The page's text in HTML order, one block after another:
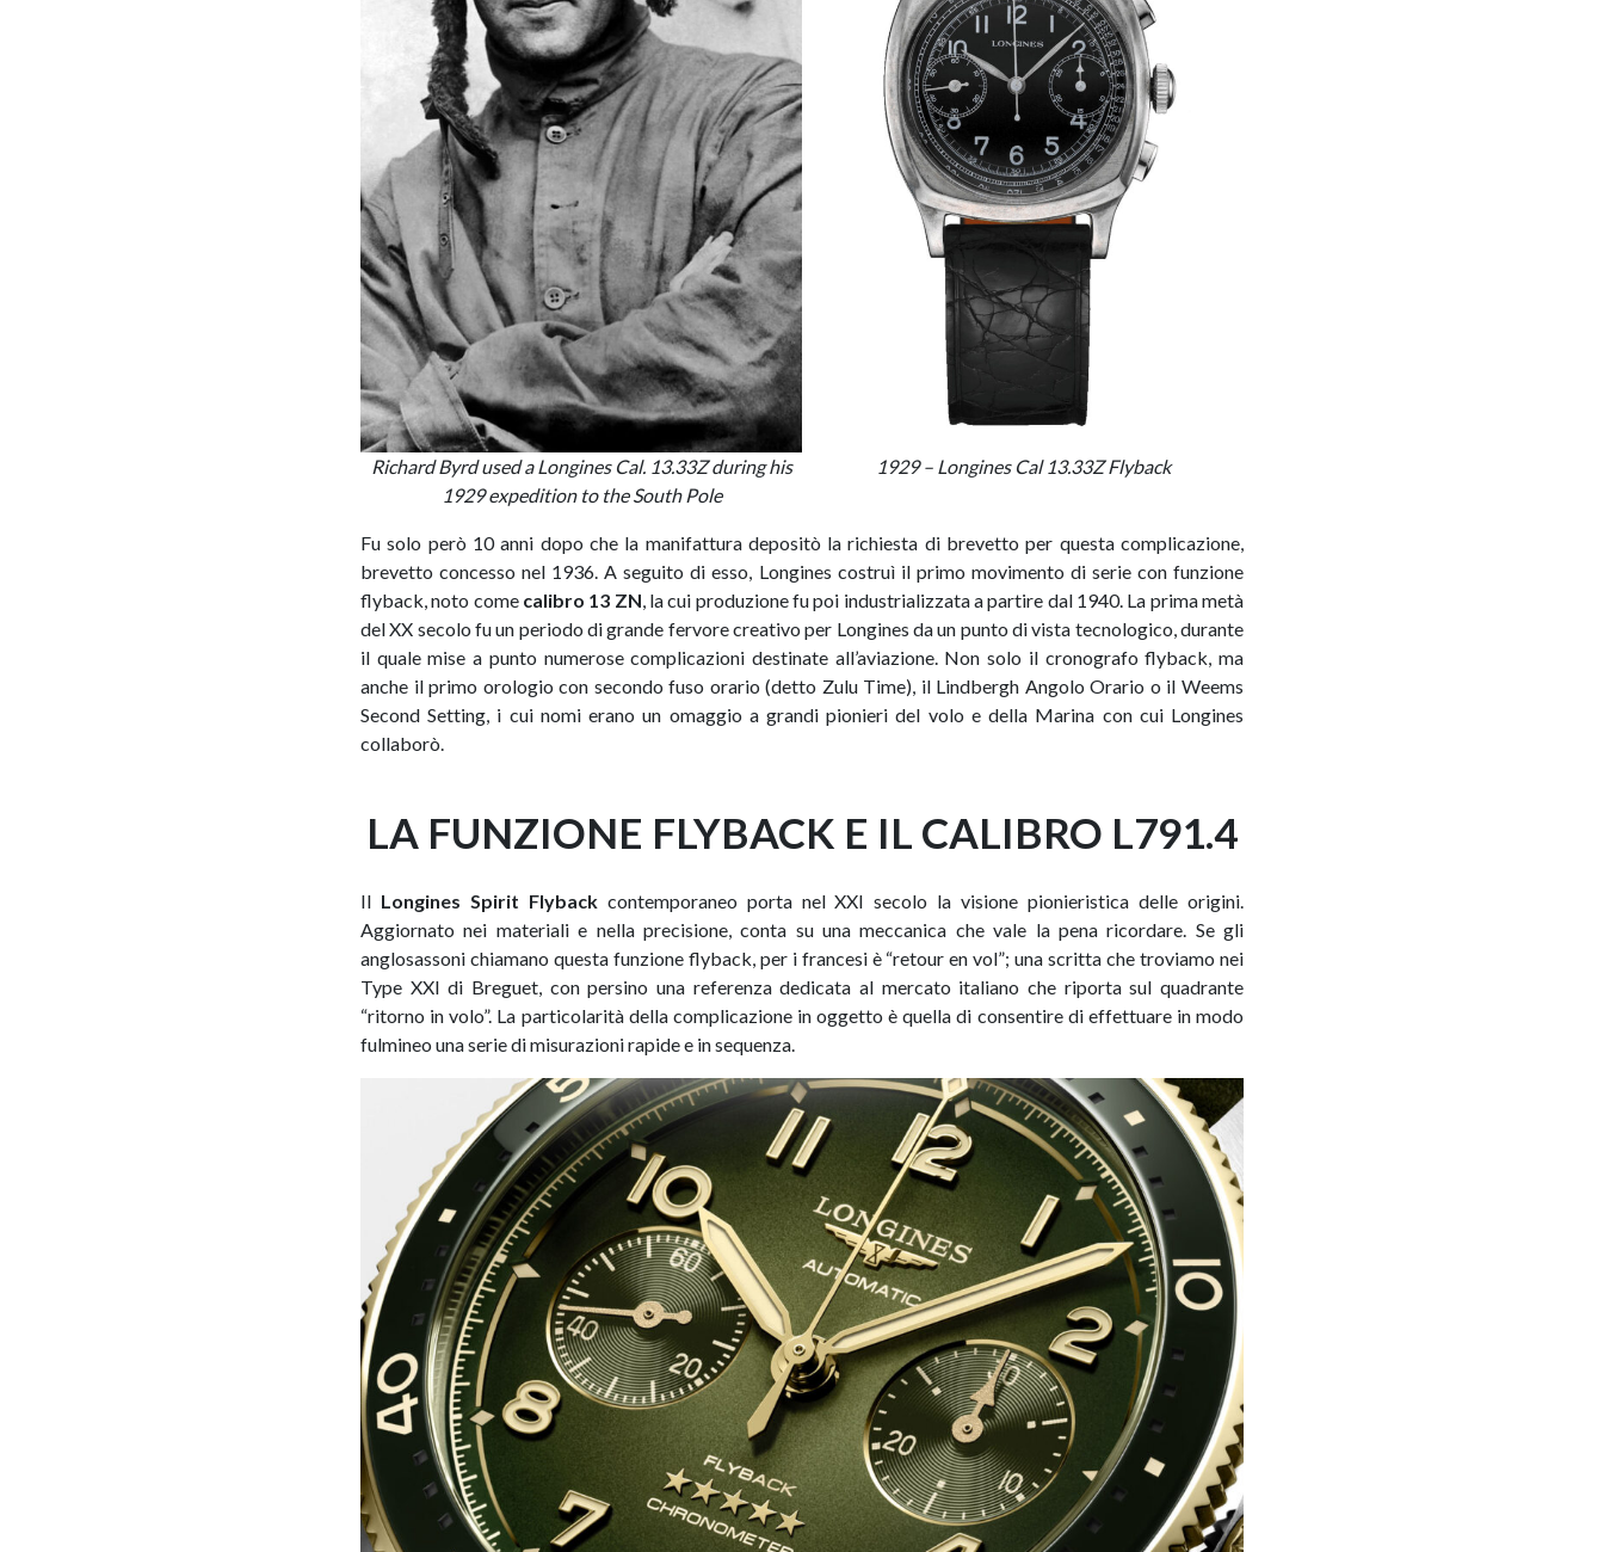
Richard Byrd used a Longines Cal. 13.33Z during his
1929 expedition to the South Pole
1929 – Longines Cal 13.33Z Flyback
Fu solo però 10 anni dopo che la manifattura depositò la richiesta di brevetto per questa complicazione,
brevetto concesso nel 1936. A seguito di esso, Longines costruì il primo movimento di serie con funzione
flyback, noto come calibro 13 ZN, la cui produzione fu poi industrializzata a partire dal 1940. La prima metà
del XX secolo fu un periodo di grande fervore creativo per Longines da un punto di vista tecnologico, durante
il quale mise a punto numerose complicazioni destinate all’aviazione. Non solo il cronografo flyback, ma
anche il primo orologio con secondo fuso orario (detto Zulu Time), il Lindbergh Angolo Orario o il Weems
Second Setting, i cui nomi erano un omaggio a grandi pionieri del volo e della Marina con cui Longines
collaborò.
LA FUNZIONE FLYBACK E IL CALIBRO L791.4
Il Longines Spirit Flybackcontemporaneo porta nel XXI secolo la visione pionieristica delle origini.
Aggiornato nei materiali e nella precisione, conta su una meccanica che vale la pena ricordare. Se gli
anglosassoni chiamano questa funzione flyback, per i francesi è “retour en vol”; una scritta che troviamo nei
Type XXI di Breguet, con persino una referenza dedicata al mercato italiano che riporta sul quadrante
“ritorno in volo”. La particolarità della complicazione in oggetto è quella di consentire di effettuare in modo
fulmineo una serie di misurazioni rapide e in sequenza.